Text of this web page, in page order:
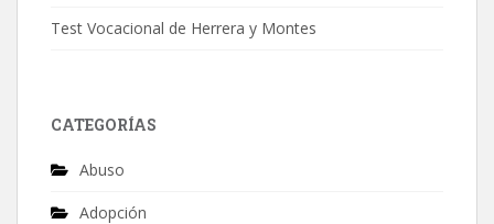
Test Vocacional de Herrera y Montes
CATEGORÍAS
Abuso
Adopción